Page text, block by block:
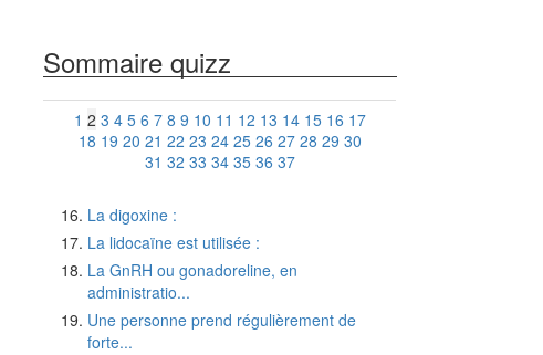
Sommaire quizz
1 2 3 4 5 6 7 8 9 10 11 12 13 14 15 16 17
18 19 20 21 22 23 24 25 26 27 28 29 30
31 32 33 34 35 36 37
La digoxine :
La lidocaïne est utilisée :
La GnRH ou gonadoreline, en
administratio...
Une personne prend régulièrement de
forte...